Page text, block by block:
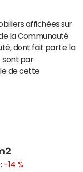
affichées sur
la Communauté
dont fait partie la
sont par
de cette
-14 %